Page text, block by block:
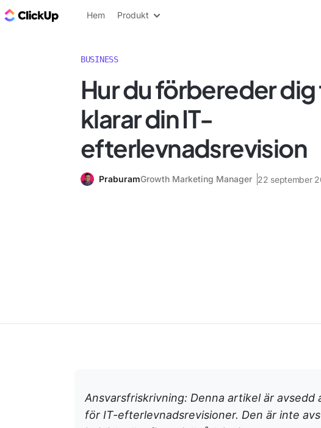
ClickUp-bloggen
Hem Produkt
BUSINESS
Hur du förbereder
klarar din IT-
efterlevnadsrevision
PraburamGrowth Marketing Manager 22 september
Ansvarsfriskrivning: Denna artikel är
för IT-efterlevnadsrevisioner. Den är inte